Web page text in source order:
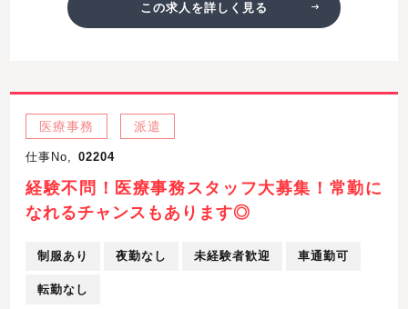
この求人を詳しく見る
医療事務 派遣
仕事No, 02204
経験不問！医療事務スタッフ大募集！常勤に
なれるチャンスもあります◎
制服あり 夜勤なし 未経験者歓迎 車通勤可
転勤なし